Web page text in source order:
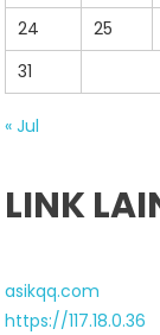
24
25
31
« Jul
LINK
asikqq.com
https://117.18.0.36